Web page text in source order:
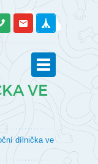
VE
dílnička ve